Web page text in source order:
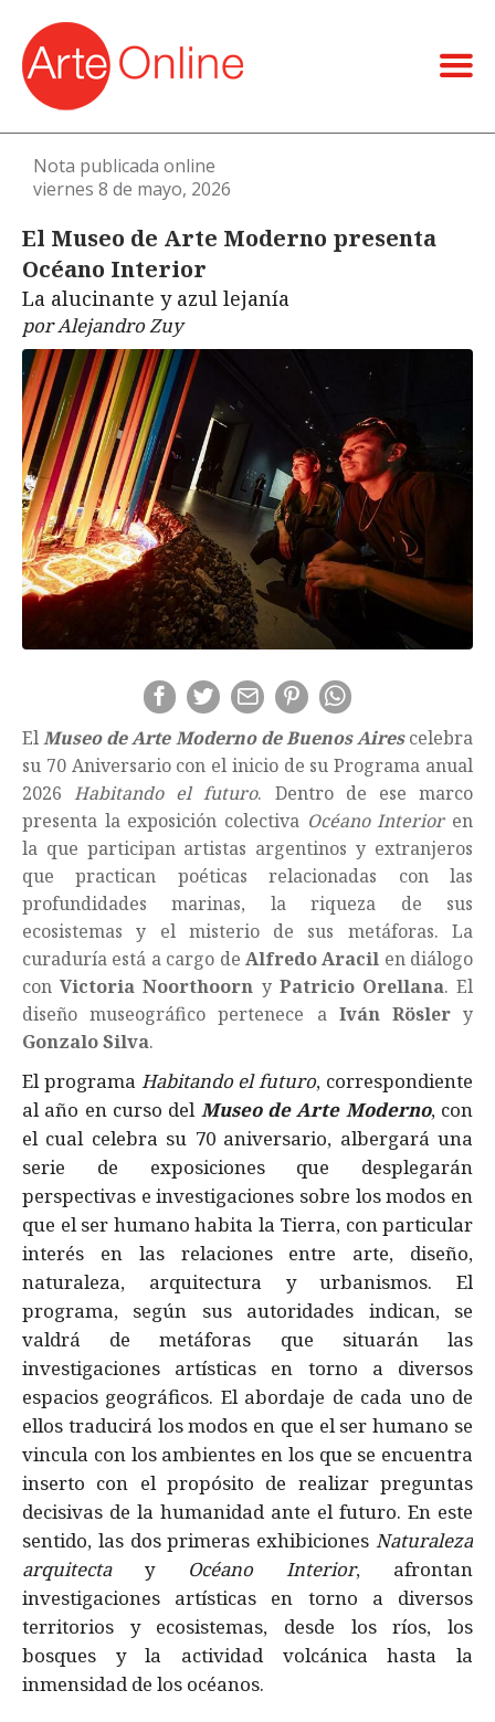
Nota publicada online
viernes 8 de mayo, 2026
El Museo de Arte Moderno presenta
Océano Interior
La alucinante y azul lejanía
por Alejandro Zuy
ElMuseo de Arte Moderno de Buenos Airescelebra
su 70 Aniversario con el inicio de su Programa anual
2026Habitando el futuro. Dentro de ese marco
presenta la exposición colectiva Océano Interioren
la que participan artistas argentinos y extranjeros
que practican poéticas relacionadas con las
profundidades marinas, la riqueza de sus
ecosistemas y el misterio de sus metáforas. La
curaduría está a cargo de Alfredo Aracil en diálogo
conVictoria Noorthoorn y Patricio Orellana. El
diseño museográfico pertenece a Iván Röslery
Gonzalo Silva.
El programa Habitando el futuro, correspondiente
al año en curso del Museo de Arte Moderno, con
el cual celebra su 70 aniversario, albergará una
serie de exposiciones que desplegarán
perspectivas e investigaciones sobre los modos en
que el ser humano habita la Tierra, con particular
interés en las relaciones entre arte, diseño,
naturaleza, arquitectura y urbanismos. El
programa, según sus autoridades indican, se
valdrá de metáforas que situarán las
investigaciones artísticas en torno a diversos
espacios geográficos. El abordaje de cada uno de
ellos traducirá los modos en que el ser humano se
vincula con los ambientes en los que se encuentra
inserto con el propósito de realizar preguntas
decisivas de la humanidad ante el futuro. En este
sentido, las dos primeras exhibiciones Naturaleza
arquitecta y Océano Interior, afrontan
investigaciones artísticas en torno a diversos
territorios y ecosistemas, desde los ríos, los
bosques y la actividad volcánica hasta la
inmensidad de los océanos.